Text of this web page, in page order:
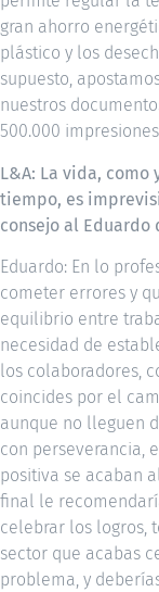
gran ahorro
plástico y los
supuesto,
nuestros
500.000
L&A: La vida,
tiempo, es
consejo al Eduardo
Eduardo: En lo
cometer errores y
equilibrio entre
necesidad de
los colaboradores,
coincides por el
aunque no lleguen
con perseverancia,
positiva se acaban
final le
celebrar los logros,
sector que acabas
problema, y